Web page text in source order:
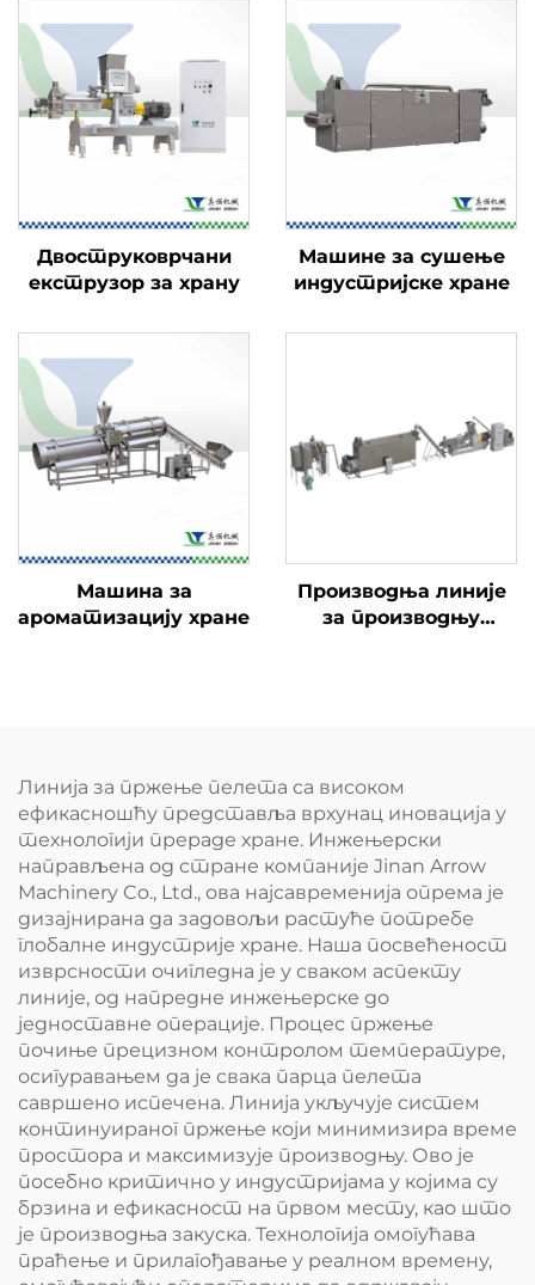
Двоструковрчани
екструзор за храну
Машине за сушење
индустријске хране
Машина за
ароматизацију хране
Производња линије
за производњу
Линија за пржење пелета са високом
ефикасношћу представља врхунац иновација у
технологији прераде хране. Инжењерски
направљена од стране компаније Jinan Arrow
Machinery Co., Ltd., ова најсавременија опрема је
дизајнирана да задовољи растуће потребе
глобалне индустрије хране. Наша посвећеност
изврсности очигледна је у сваком аспекту
линије, од напредне инжењерске до
једноставне операције. Процес пржење
почиње прецизном контролом температуре,
осигуравањем да је свака парца пелета
савршено испечена. Линија укључује систем
континуираног пржење који минимизира време
простора и максимизује производњу. Ово је
посебно критично у индустријама у којима су
брзина и ефикасност на првом месту, као што
је производња закуска. Технологија омогућава
праћење и прилагођавање у реалном времену,